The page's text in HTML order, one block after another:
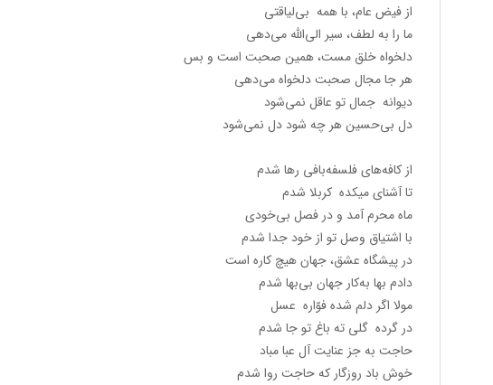
از فیض عام، با همه بی‌لیاقتی
ما را به لطف، سیر الی‌الله می‌دهی
دلخواه خلق مست، همین صحبت است و بس
هر جا مجال صحبت دلخواه می‌دهی
دیوانه جمال تو عاقل نمی‌شود
دل بی‌حسین هر چه شود دل نمی‌شود
از کافه‌های فلسفه‌بافی رها شدم
تا آشنای میکده کربلا شدم
ماه محرم آمد و در فصل بی‌خودی
با اشتیاق وصل تو از خود جدا شدم
در پیشگاه عشق، جهان هیچ کاره است
دادم بها به‌کار جهان بی‌بها شدم
مولا اگر دلم شده فوّاره عسل
در گرده گلی ته باغ تو جا شدم
حاجت به جز عنایت آل عبا مباد
خوش باد روزگار که حاجت روا شدم